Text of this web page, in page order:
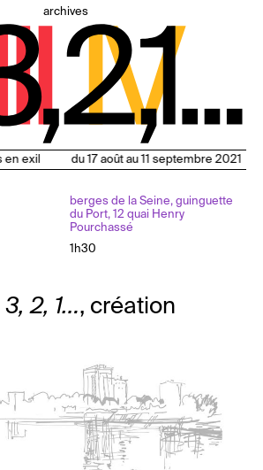
archives
en exil du 17 août au 11 septembre 2021
berges de la Seine, guinguette
du Port, 12 quai Henry
Pourchassé
1h30
2, 1…, création